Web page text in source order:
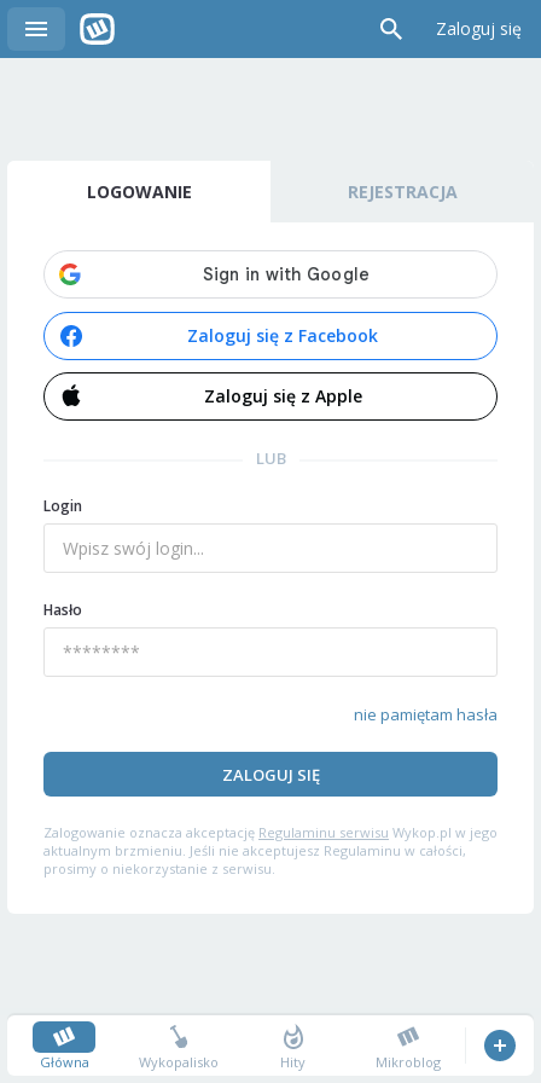
Zaloguj się
LOGOWANIE REJESTRACJA
Zaloguj się z Facebook
Zaloguj się z Apple
LUB
Login
Hasło
nie pamiętam hasła
ZALOGUJ SIĘ
Zalogowanie oznacza akceptację Regulaminu serwisu Wykop.pl w jego
aktualnym brzmieniu. Jeśli nie akceptujesz Regulaminu w całości,
prosimy o niekorzystanie z serwisu.
Główna Wykopalisko Hity Mikroblog